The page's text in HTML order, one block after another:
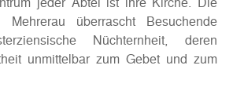
Mehrerau überrascht Besuchende
Nüchternheit, deren
unmittelbar zum Gebet und zum